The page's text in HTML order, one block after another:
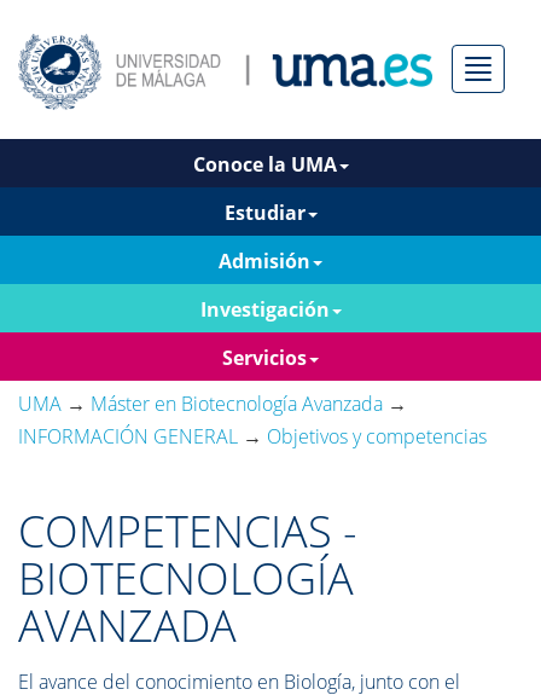
Menú
Conoce la UMA
Estudiar
Admisión
Investigación
Servicios
UMA → Máster en Biotecnología Avanzada →
INFORMACIÓN GENERAL → Objetivos y competencias
COMPETENCIAS -
BIOTECNOLOGÍA
AVANZADA
El avance del conocimiento en Biología, junto con el